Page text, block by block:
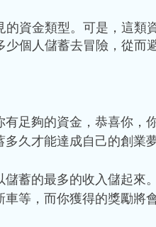
資金類型。可是，這類
個人儲蓄去冒險，從而
足夠的資金，恭喜你，
久才能達成自己的創業
蓄的最多的收入儲起來
等，而你獲得的獎勵將